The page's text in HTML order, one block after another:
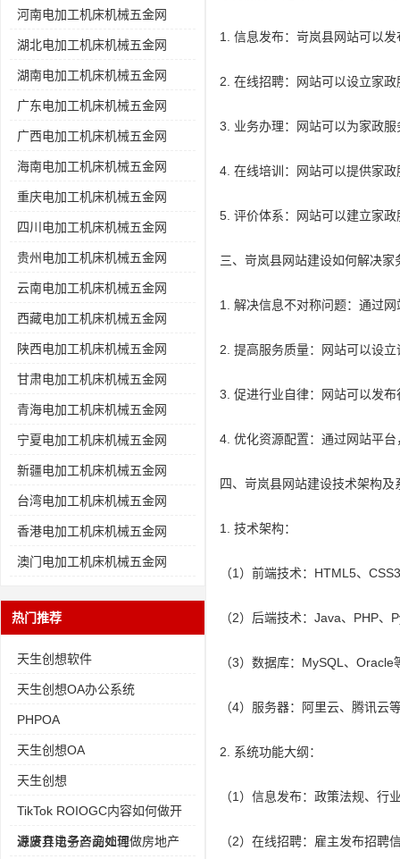
河南电加工机床机械五金网
湖北电加工机床机械五金网
湖南电加工机床机械五金网
广东电加工机床机械五金网
广西电加工机床机械五金网
海南电加工机床机械五金网
重庆电加工机床机械五金网
四川电加工机床机械五金网
贵州电加工机床机械五金网
云南电加工机床机械五金网
西藏电加工机床机械五金网
陕西电加工机床机械五金网
甘肃电加工机床机械五金网
青海电加工机床机械五金网
宁夏电加工机床机械五金网
新疆电加工机床机械五金网
台湾电加工机床机械五金网
香港电加工机床机械五金网
澳门电加工机床机械五金网
热门推荐
天生创想软件
天生创想OA办公系统
PHPOA
天生创想OA
天生创想
TikTok ROIOGC内容如何做开
源废弃电子产品处理
进贤县法务咨询如何做房地产
1. 信息发布：岢岚县网站可以
2. 在线招聘：网站可以设立家
3. 业务办理：网站可以为家政
4. 在线培训：网站可以提供家
5. 评价体系：网站可以建立家
三、岢岚县网站建设如何解决家
1. 解决信息不对称问题：通过
2. 提高服务质量：网站可以设
3. 促进行业自律：网站可以发
4. 优化资源配置：通过网站平
四、岢岚县网站建设技术架构及
1. 技术架构：
（1）前端技术：HTML5、
（2）后端技术：Java、PHP、
（3）数据库：MySQL、Oracle
（4）服务器：阿里云、腾讯云
2. 系统功能大纲：
（1）信息发布：政策法规、行
（2）在线招聘：雇主发布招聘